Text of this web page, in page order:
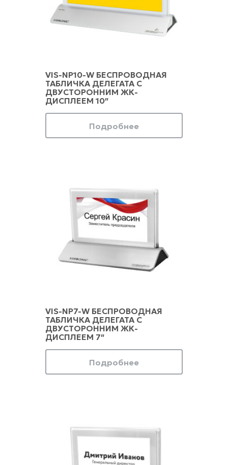
VIS-NP10-W БЕСПРОВОДНАЯ
ТАБЛИЧКА ДЕЛЕГАТА С
ДВУСТОРОННИМ ЖК-
ДИСПЛЕЕМ 10″
Подробнее
VIS-NP7-W БЕСПРОВОДНАЯ
ТАБЛИЧКА ДЕЛЕГАТА С
ДВУСТОРОННИМ ЖК-
ДИСПЛЕЕМ 7″
Подробнее